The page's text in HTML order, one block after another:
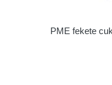
PME fekete